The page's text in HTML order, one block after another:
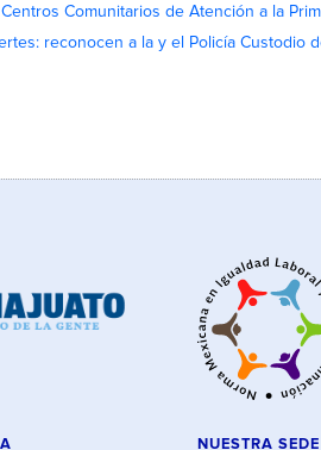
Comunitarios de Atención a la
reconocen a la y el Policía Custodio
NUESTRA SEDE